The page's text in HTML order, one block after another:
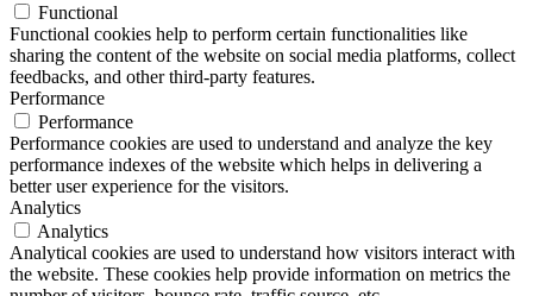
Functional
Functional cookies help to perform certain functionalities like
sharing the content of the website on social media platforms, collect
feedbacks, and other third-party features.
Performance
Performance
Performance cookies are used to understand and analyze the key
performance indexes of the website which helps in delivering a
better user experience for the visitors.
Analytics
Analytics
Analytical cookies are used to understand how visitors interact with
the website. These cookies help provide information on metrics the